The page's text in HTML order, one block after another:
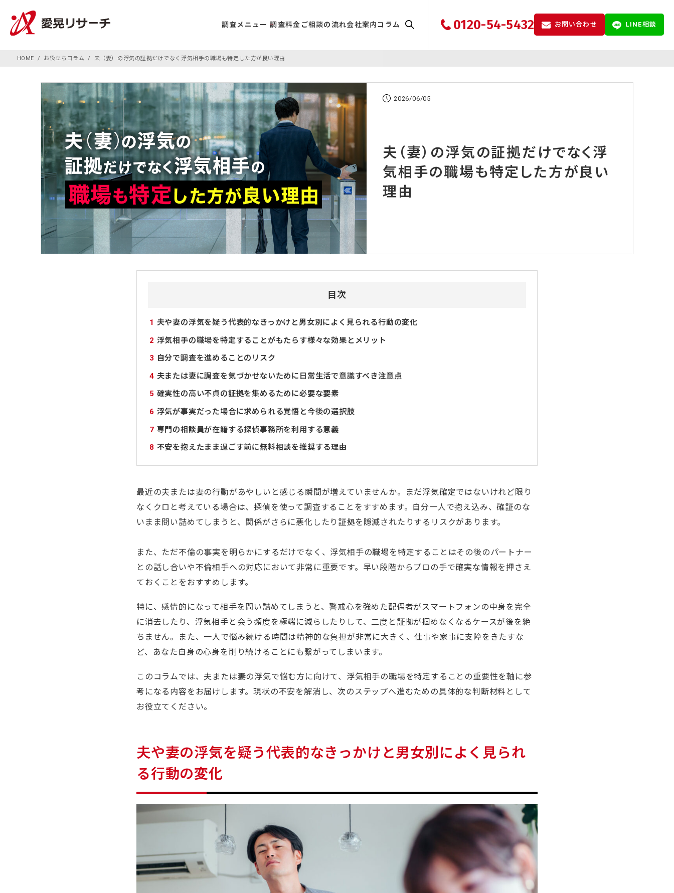
調査メニュー 調査料金 ご相談の流れ会社案内コラム 0120-54-5432 お問い合わせ LINE相談
HOME お役立ちコラム 夫（妻）の浮気の証拠だけでなく浮気相手の職場も特定した方が良い理由
2026/06/05
夫（妻）の浮気の証拠だけでなく浮
気相手の職場も特定した方が良い
理由
目次
1 夫や妻の浮気を疑う代表的なきっかけと男女別によく見られる行動の変化
2 浮気相手の職場を特定することがもたらす様々な効果とメリット
3 自分で調査を進めることのリスク
4 夫または妻に調査を気づかせないために日常生活で意識すべき注意点
5 確実性の高い不貞の証拠を集めるために必要な要素
6 浮気が事実だった場合に求められる覚悟と今後の選択肢
7 専門の相談員が在籍する探偵事務所を利用する意義
8 不安を抱えたまま過ごす前に無料相談を推奨する理由
最近の夫または妻の行動があやしいと感じる瞬間が増えていませんか。まだ浮気確定ではないけれど限り
なくクロと考えている場合は、探偵を使って調査することをすすめます。自分一人で抱え込み、確証のな
いまま問い詰めてしまうと、関係がさらに悪化したり証拠を隠滅されたりするリスクがあります。
また、ただ不倫の事実を明らかにするだけでなく、浮気相手の職場を特定することはその後のパートナー
との話し合いや不倫相手への対応において非常に重要です。早い段階からプロの手で確実な情報を押さえ
ておくことをおすすめします。
特に、感情的になって相手を問い詰めてしまうと、警戒心を強めた配偶者がスマートフォンの中身を完全
に消去したり、浮気相手と会う頻度を極端に減らしたりして、二度と証拠が掴めなくなるケースが後を絶
ちません。また、一人で悩み続ける時間は精神的な負担が非常に大きく、仕事や家事に支障をきたすな
ど、あなた自身の心身を削り続けることにも繋がってしまいます。
このコラムでは、夫または妻の浮気で悩む方に向けて、浮気相手の職場を特定することの重要性を軸に参
考になる内容をお届けします。現状の不安を解消し、次のステップへ進むための具体的な判断材料として
お役立てください。
夫や妻の浮気を疑う代表的なきっかけと男女別によく見られ
る行動の変化